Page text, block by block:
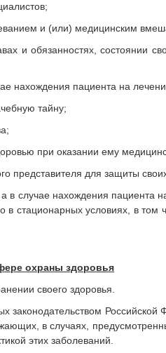
и (или) медицинским
и обязанностях, состоянии
нахождения пациента на
тайну;
при оказании ему
представителя для защиты
в случае нахождения пациента
в стационарных условиях, в
охраны здоровья
своего здоровья.
законодательством
в случаях,
этих заболеваний.